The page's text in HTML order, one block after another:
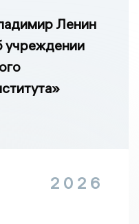
Ленин
учреждении
2026